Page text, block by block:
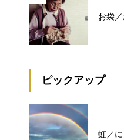
お袋
ピックアップ
虹／に